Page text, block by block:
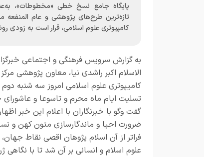
پایگاه جامع نسخ خطی «مخطوطات»،
تازه‌ترین طرح‌های پژوهشی و عام المنفعه
کامپیوتری علوم اسلامی، قرار است به زودی
به گزارش سرویس فرهنگی و اجتماعی
الاسلام اکبر راشدی نیا، معاون پژوهشی
کامیپوتری علوم اسلامی امروز سه شنبه
تسلیت ایام ماه محرم و تاسوعا و
گفت وگو با خبرنگاران با اعلام این خبر
ضرورت احیا و ماندگارسازی متون کهن و
فراتر از آن اسلام پژوهان اقصی نقاط
علوم اسلام و انسانی بر آن شد تا با